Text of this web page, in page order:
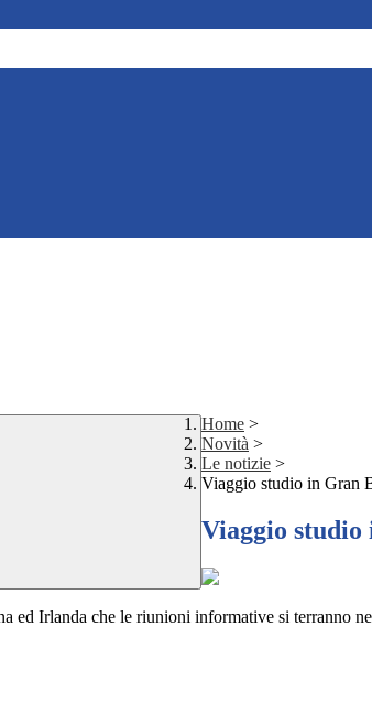
Home >
Novità >
Le notizie >
Viaggio studio in Gran
Viaggio
ed Irlanda che le riunioni informative si terranno